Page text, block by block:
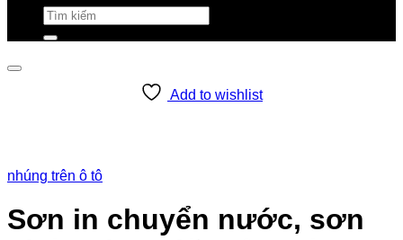
Tìm
kiếm:
Add to wishlist
nhúng trên ô tô
Sơn in chuyển nước, sơn